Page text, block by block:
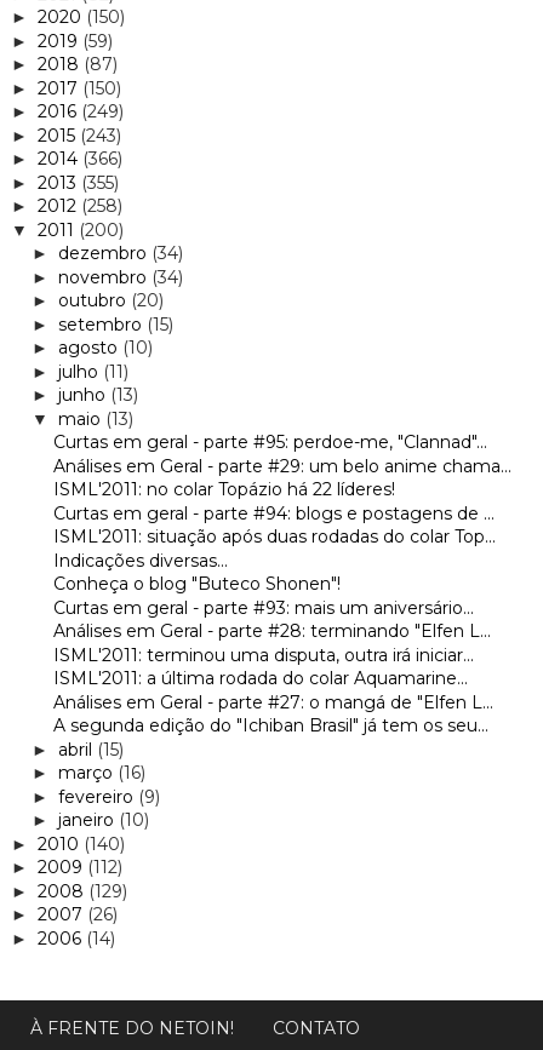
► 2020 (150)
► 2019 (59)
► 2018 (87)
► 2017 (150)
► 2016 (249)
► 2015 (243)
► 2014 (366)
► 2013 (355)
► 2012 (258)
▼ 2011 (200)
► dezembro (34)
► novembro (34)
► outubro (20)
► setembro (15)
► agosto (10)
► julho (11)
► junho (13)
▼ maio (13)
Curtas em geral - parte #95: perdoe-me, "Clannad"...
Análises em Geral - parte #29: um belo anime chama...
ISML'2011: no colar Topázio há 22 líderes!
Curtas em geral - parte #94: blogs e postagens de ...
ISML'2011: situação após duas rodadas do colar Top...
Indicações diversas...
Conheça o blog "Buteco Shonen"!
Curtas em geral - parte #93: mais um aniversário...
Análises em Geral - parte #28: terminando "Elfen L...
ISML'2011: terminou uma disputa, outra irá iniciar...
ISML'2011: a última rodada do colar Aquamarine...
Análises em Geral - parte #27: o mangá de "Elfen L...
A segunda edição do "Ichiban Brasil" já tem os seu...
► abril (15)
► março (16)
► fevereiro (9)
► janeiro (10)
► 2010 (140)
► 2009 (112)
► 2008 (129)
► 2007 (26)
► 2006 (14)
À FRENTE DO NETOIN! CONTATO